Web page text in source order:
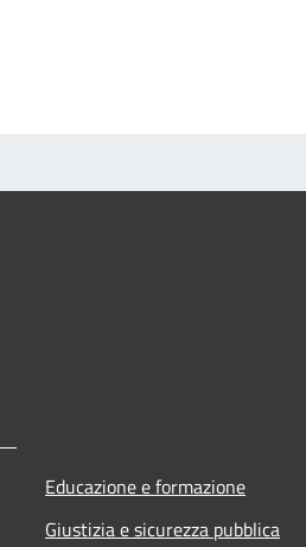
Educazione e formazione
Giustizia e sicurezza pubblica